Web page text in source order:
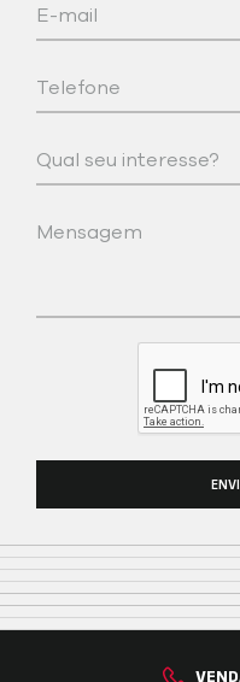
E-mail
Telefone
Qual seu interesse?
Mensagem